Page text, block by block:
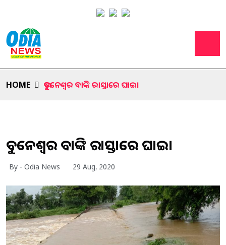
HOME ଭୁବନେଶ୍ୱର ବାଙ୍କି ରାସ୍ତାରେ ଘାଇ।
ଭୁବନେଶ୍ୱର ବାଙ୍କି ରାସ୍ତାରେ ଘାଇ।
By - Odia News 29 Aug, 2020